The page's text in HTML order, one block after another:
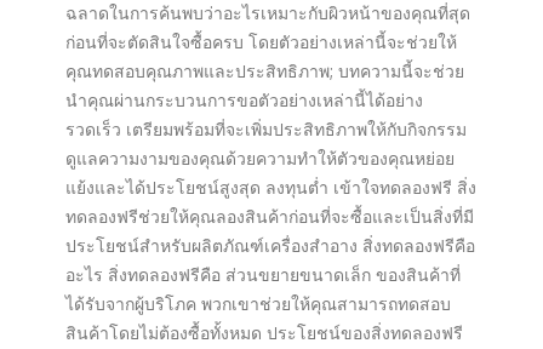
ฉลาดในการค้นพบว่าอะไรเหมาะกับผิวหน้าของคุณที่สุด
ก่อนที่จะตัดสินใจซื้อครบ โดยตัวอย่างเหล่านี้จะช่วยให้
คุณทดสอบคุณภาพและประสิทธิภาพ; บทความนี้จะช่วย
นำคุณผ่านกระบวนการขอตัวอย่างเหล่านี้ได้อย่าง
รวดเร็ว เตรียมพร้อมที่จะเพิ่มประสิทธิภาพให้กับกิจกรรม
ดูแลความงามของคุณด้วยความทำให้ตัวของคุณหย่อย
แย้งและได้ประโยชน์สูงสุด ลงทุนต่ำ เข้าใจทดลองฟรี สิ่ง
ทดลองฟรีช่วยให้คุณลองสินค้าก่อนที่จะซื้อและเป็นสิ่งที่มี
ประโยชน์สำหรับผลิตภัณฑ์เครื่องสำอาง สิ่งทดลองฟรีคือ
อะไร สิ่งทดลองฟรีคือ ส่วนขยายขนาดเล็ก ของสินค้าที่
ได้รับจากผู้บริโภค พวกเขาช่วยให้คุณสามารถทดสอบ
สินค้าโดยไม่ต้องซื้อทั้งหมด ประโยชน์ของสิ่งทดลองฟรี